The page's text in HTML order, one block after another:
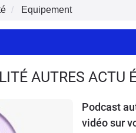
Equipement
AUTRES ACTU
Podcast
vidéo sur